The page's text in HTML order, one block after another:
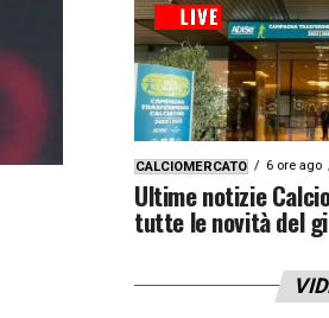
CALCIOMERCATO 6 ore ago
Ultime notizie
tutte le novità del